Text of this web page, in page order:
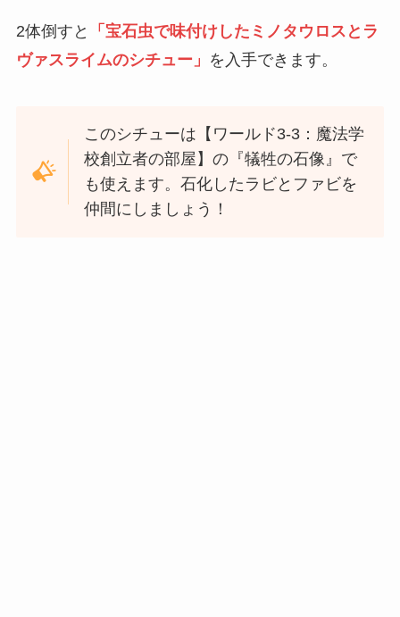
2体倒すと
「宝石虫で味付けしたミノタウロスとラ
ヴァスライムのシチュー」 を入手できます。
このシチューは【ワールド3-3：魔法学
校創立者の部屋】の『犠牲の石像』で
も使えます。石化したラビとファビを
仲間にしましょう！